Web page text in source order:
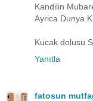
Kandilin
Ayrica Dunya
Kucak dolusu
Yanıtla
fatosun